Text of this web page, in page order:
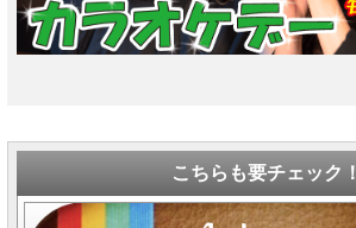
こちらも要チェック！